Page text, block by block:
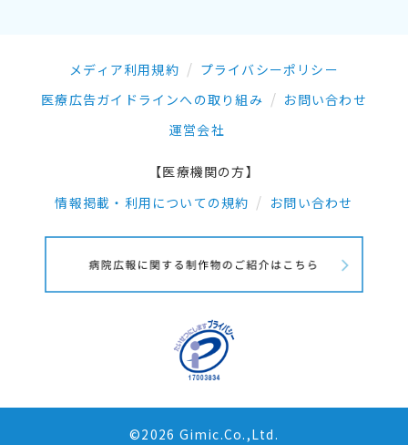
メディア利用規約
プライバシーポリシー
医療広告ガイドラインへの取り組み
お問い合わせ
運営会社
【医療機関の方】
情報掲載・利用についての規約
お問い合わせ
©2026 Gimic.Co.,Ltd.